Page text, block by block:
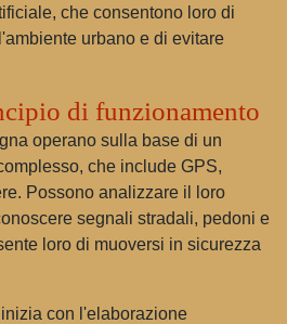
che consentono loro di
urbano e di evitare
di funzionamento
operano sulla base di un
che include GPS,
Possono analizzare il loro
segnali stradali, pedoni e
loro di muoversi in sicurezza
inizia con l'elaborazione